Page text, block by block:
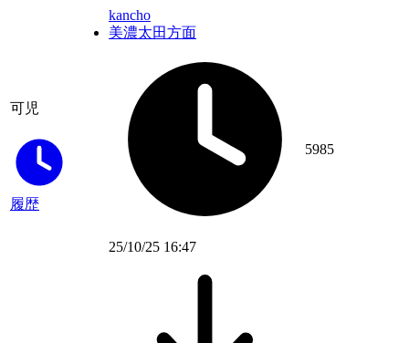
可児
履歴
kancho
美濃太田方面
25/10/25 16:47
5985